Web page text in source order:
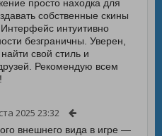
просто находка для
собственные скины
интуитивно
безграничны. Уверен,
свой стиль и
Рекомендую всем
2025 23:32
внешнего вида в игре —